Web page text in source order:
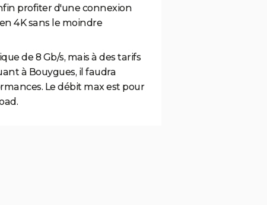
profiter d'une connexion
4K sans le moindre
de 8 Gb/s, mais à des tarifs
à Bouygues, il faudra
Le débit max est pour